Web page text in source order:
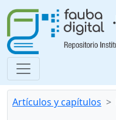
Artículos y capítulos